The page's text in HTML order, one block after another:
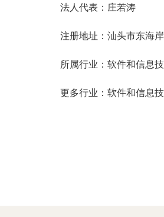
法人代表： 庄若涛
注册地址： 汕头市东海
所属行业： 软件和信息
更多行业： 软件和信息